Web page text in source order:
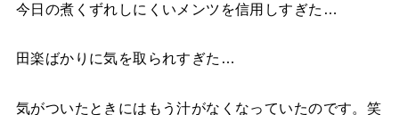
今日の煮くずれしにくいメンツを信用しすぎた…
田楽ばかりに気を取られすぎた…
気がついたときにはもう汁がなくなっていたのです。笑